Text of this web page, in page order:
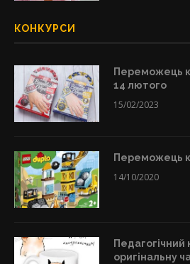
КОНКУРСИ
Переможець
14 лютого
15/02/2023
Переможець
14/10/2020
Педагогічний
оригінальну